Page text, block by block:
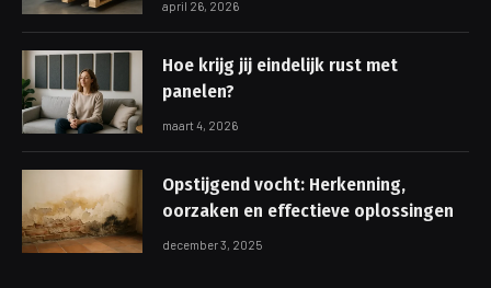
april 26, 2026
Hoe krijg jij eindelijk rust met
panelen?
maart 4, 2026
Opstijgend vocht: Herkenning,
oorzaken en effectieve oplossingen
december 3, 2025